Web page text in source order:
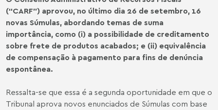
(“CARF”) aprovou, no último dia 26 de setembro, 16
novas Súmulas, abordando temas de suma
importância, como (i) a possibilidade de creditamento
sobre frete de produtos acabados; e (ii) equivalência
de compensação à pagamento para fins de denúncia
espontânea.
Ressalta-se que essa é a segunda oportunidade em que o
Tribunal aprova novos enunciados de Súmulas com base